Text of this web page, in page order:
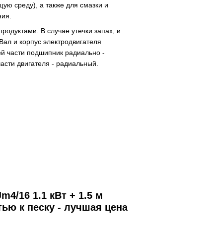
среду), а также для смазки и
В случае утечки запах, и
и корпус электродвигателя
части подшипник радиально -
двигателя - радиальный.
16 1.1 кВт + 1.5 м
к песку - лучшая цена